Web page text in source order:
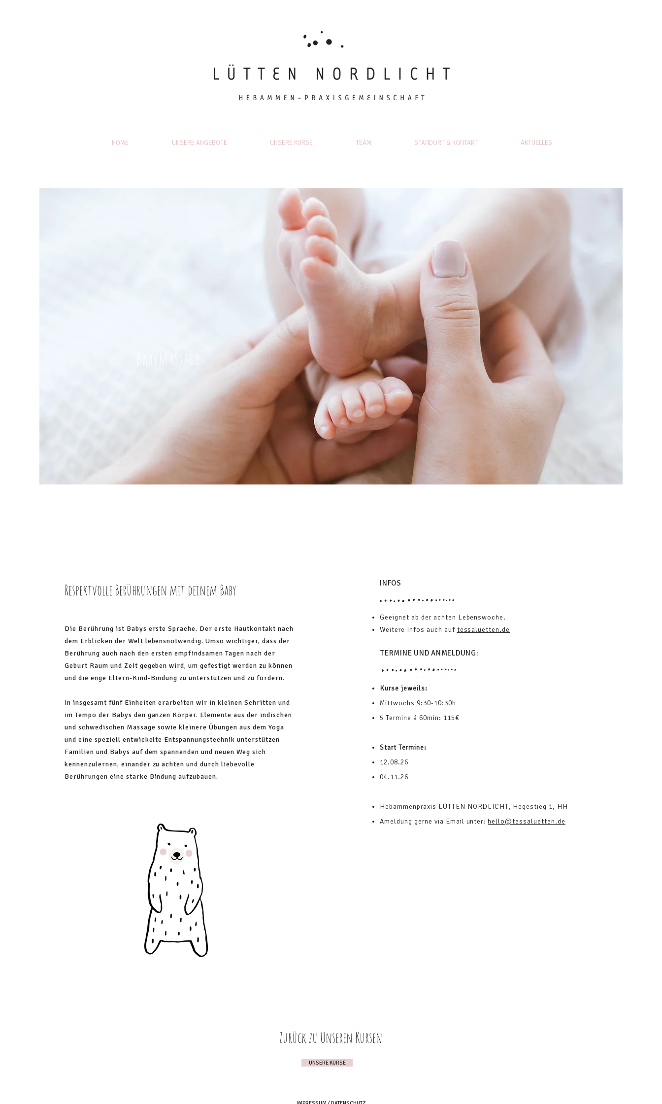
HOME UNSERE ANGEBOTE UNSERE KURSE TEAM STANDORT & KONTAKT AKTUELLES
Respektvolle Berührungen mit deinem Baby
Die Berührung ist Babys erste Sprache. Der erste Hautkontakt nach
dem Erblicken der Welt lebensnotwendig. Umso wichtiger, dass der
Berührung auch nach den ersten empfindsamen Tagen nach der
Geburt Raum und Zeit gegeben wird, um gefestigt werden zu können
und die enge Eltern-Kind-Bindung zu unterstützen und zu fördern.
In insgesamt fünf Einheiten erarbeiten wir in kleinen Schritten und
im Tempo der Babys den ganzen Körper. Elemente aus der indischen
und schwedischen Massage sowie kleinere Übungen aus dem Yoga
und eine speziell entwickelte Entspannungstechnik unterstützen
Familien und Babys auf dem spannenden und neuen Weg sich
kennenzulernen, einander zu achten und durch liebevolle
Berührungen eine starke Bindung aufzubauen.
INFOS
Geeignet ab der achten Lebenswoche.
Weitere Infos auch auf tessaluetten.de
TERMINE UND ANMELDUNG:
Kurse jeweils:
Mittwochs 9:30-10:30h
5 Termine á 60min: 115€
Start Termine:
12.08.26
04.11.26
Hebammenpraxis LÜTTEN NORDLICHT, Hegestieg 1, HH
Ameldung gerne via Email unter:hello@tessaluetten.de
Zurück zu Unseren Kursen
UNSERE KURSE